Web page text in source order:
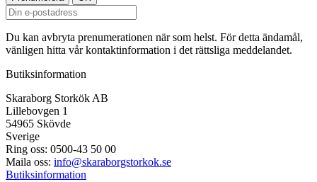
Du kan avbryta prenumerationen när som helst. För detta ändamål,
vänligen hitta vår kontaktinformation i det rättsliga meddelandet.
Butiksinformation
Skaraborg Storkök AB
Lillebovgen 1
54965 Skövde
Sverige
Ring oss: 0500-43 50 00
Maila oss: info@skaraborgstorkok.se
Butiksinformation